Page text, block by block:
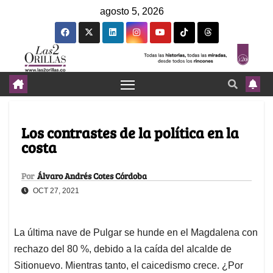
agosto 5, 2026
Los contrastes de la política en la
costa
Por Álvaro Andrés Cotes Córdoba
OCT 27, 2021
La última nave de Pulgar se hunde en el Magdalena con
rechazo del 80 %, debido a la caída del alcalde de
Sitionuevo. Mientras tanto, el caicedismo crece. ¿Por